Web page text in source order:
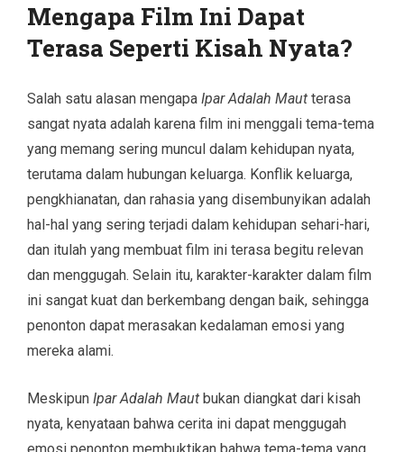
Mengapa Film Ini Dapat
Terasa Seperti Kisah Nyata?
Salah satu alasan mengapa Ipar Adalah Maut terasa
sangat nyata adalah karena film ini menggali tema-tema
yang memang sering muncul dalam kehidupan nyata,
terutama dalam hubungan keluarga. Konflik keluarga,
pengkhianatan, dan rahasia yang disembunyikan adalah
hal-hal yang sering terjadi dalam kehidupan sehari-hari,
dan itulah yang membuat film ini terasa begitu relevan
dan menggugah. Selain itu, karakter-karakter dalam film
ini sangat kuat dan berkembang dengan baik, sehingga
penonton dapat merasakan kedalaman emosi yang
mereka alami.
Meskipun Ipar Adalah Maut bukan diangkat dari kisah
nyata, kenyataan bahwa cerita ini dapat menggugah